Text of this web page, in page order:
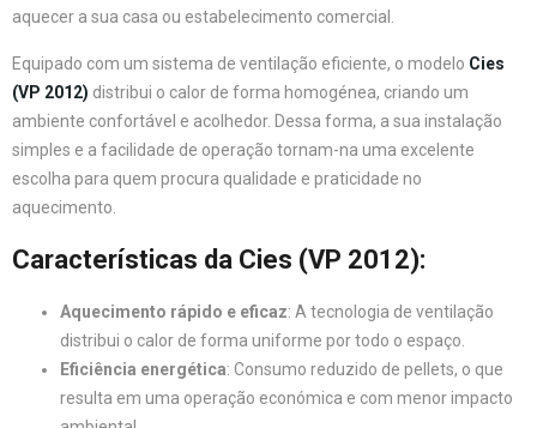
aquecer a sua casa ou estabelecimento comercial.
Equipado com um sistema de ventilação eficiente, o modelo Cies
(VP 2012) distribui o calor de forma homogénea, criando um
ambiente confortável e acolhedor. Dessa forma, a sua instalação
simples e a facilidade de operação tornam-na uma excelente
escolha para quem procura qualidade e praticidade no
aquecimento.
Características da Cies (VP 2012):
Aquecimento rápido e eficaz: A tecnologia de ventilação
distribui o calor de forma uniforme por todo o espaço.
Eficiência energética: Consumo reduzido de pellets, o que
resulta em uma operação económica e com menor impacto